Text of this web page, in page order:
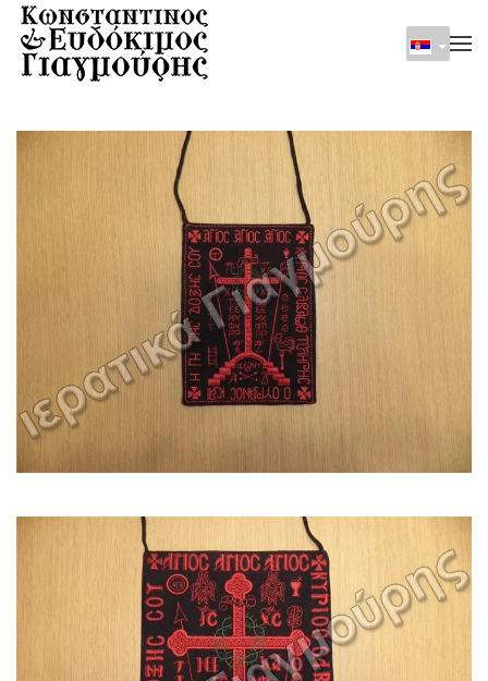
Skip to main content
Είδος: Sxima_mikro
Κωδικός: Sxima_mikro12x16